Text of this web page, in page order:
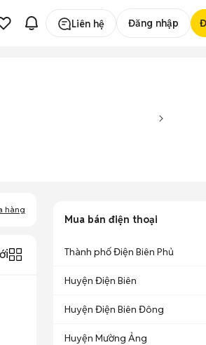
Liên hệ Đăng nhập
hàng
Mua bán điện thoại
Thành phố Điện Biên Phủ
Huyện Điện Biên
Huyện Điện Biên Đông
Huyện Mường Ảng